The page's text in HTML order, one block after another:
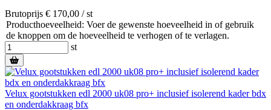
Brutoprijs € 170,00 / st
Producthoeveelheid: Voer de gewenste hoeveelheid in of gebruik
de knoppen om de hoeveelheid te verhogen of te verlagen.
st
Velux gootstukken edl 2000 uk08 pro+ inclusief isolerend kader bdx
en onderdakkraag bfx